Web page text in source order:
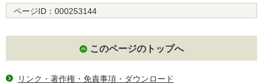
ページID： 000253144
このページのトップへ
リンク・著作権・免責事項・ダウンロード